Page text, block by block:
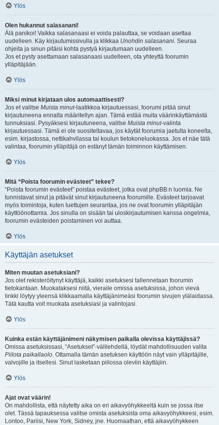
Ylös
Olen hukannut salasanani!
Älä panikoi! Vaikka salasanaasi ei voida palauttaa, se voidaan asettaa
uudelleen. Käy kirjautumissivulla ja klikkaa Unohdin salasanani. Seuraa
ohjeita ja sinun pitäisi kohta pystyä kirjautumaan uudelleen.
Jos et pysty asettamaan salasanaasi uudelleen, ota yhteyttä foorumin
ylläpitäjään.
Ylös
Miksi minut kirjataan ulos automaattisesti?
Jos et valitse Muista minut-laatikkoa kirjautuessasi, foorumi pitää sinut
kirjautuneena ennalta määritellyn ajan. Tämä estää muita väärinkäyttämästä
tunnuksiasi. Pysyäksesi kirjautuneena, valitse Muista minut-valinta
kirjautuessasi. Tämä ei ole suositeltavaa, jos käytät foorumia jaetulta koneelta,
esim. kirjastossa, nettikahvilassa tai koulun tietokoneluokassa. Jos et näe tätä
valintaa, foorumin ylläpitäjä on estänyt tämän toiminnon käyttämisen.
Ylös
Mitä “Poista foorumin evästeet” tekee?
“Poista foorumin evästeet” poistaa evästeet, jotka ovat phpBB:n luomia. Ne
tunnistavat sinut ja pitävät sinut kirjautuneena foorumille. Evästeet tarjoavat
myös toimintoja, kuten luettujen seurantaa, jos ne ovat foorumin ylläpitäjän
käyttöönottamia. Jos sinulla on sisään tai uloskirjautumisen kanssa ongelmia,
foorumin evästeiden poistaminen voi auttaa.
Ylös
Käyttäjän asetukset
Miten muutan asetuksiani?
Jos olet rekisteröitynyt käyttäjä, kaikki asetuksesi tallennetaan foorumin
tietokantaan. Muokataksesi niitä, vieraile omissa asetuksissa, johon vievä
linkki löytyy yleensä klikkaamalla käyttäjänimeäsi foorumin sivujen ylälaidassa.
Tätä kautta voit muokata asetuksiasi ja valintojasi.
Ylös
Kuinka estän käyttäjänimeni näkymisen paikalla olevissa käyttäjissä?
Omissa asetuksissasi, “Asetukset”-välilehdellä, löydät mahdollisuuden valita
Piilota paikallaolo. Ottamalla tämän asetuksen käyttöön näyt vain ylläpitäjille,
valvojille ja itsellesi. Sinut lasketaan piilossa oleviin käyttäjiin.
Ylös
Ajat ovat väärin!
On mahdollista, että näytetty aika on eri aikavyöhykkeeltä kuin se jossa itse
olet. Tässä tapauksessa valitse omista asetuksista oma aikavyöhykkeesi, esim.
Lontoo, Pariisi, New York, Sidney, jne. Huomaathan, että aikavyöhykkeen